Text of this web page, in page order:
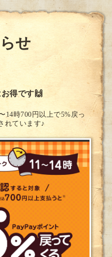
せ
得です🙌
14時700円以上で5%戻っ
れています♪